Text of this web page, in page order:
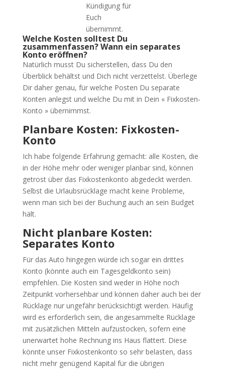
Kündigung für
Euch
übernimmt.
Welche Kosten solltest Du
zusammenfassen? Wann ein separates
Konto eröffnen?
Natürlich musst Du sicherstellen, dass Du den
Überblick behältst und Dich nicht verzettelst. Überlege
Dir daher genau, für welche Posten Du separate
Konten anlegst und welche Du mit in Dein « Fixkosten-
Konto » übernimmst.
Planbare Kosten: Fixkosten-
Konto
Ich habe folgende Erfahrung gemacht: alle Kosten, die
in der Höhe mehr oder weniger planbar sind, können
getrost über das Fixkostenkonto abgedeckt werden.
Selbst die Urlaubsrücklage macht keine Probleme,
wenn man sich bei der Buchung auch an sein Budget
hält.
Nicht planbare Kosten:
Separates Konto
Für das Auto hingegen würde ich sogar ein drittes
Konto (könnte auch ein Tagesgeldkonto sein)
empfehlen. Die Kosten sind weder in Höhe noch
Zeitpunkt vorhersehbar und können daher auch bei der
Rücklage nur ungefähr berücksichtigt werden. Häufig
wird es erforderlich sein, die angesammelte Rücklage
mit zusätzlichen Mitteln aufzustocken, sofern eine
unerwartet hohe Rechnung ins Haus flattert. Diese
könnte unser Fixkostenkonto so sehr belasten, dass
nicht mehr genügend Kapital für die übrigen